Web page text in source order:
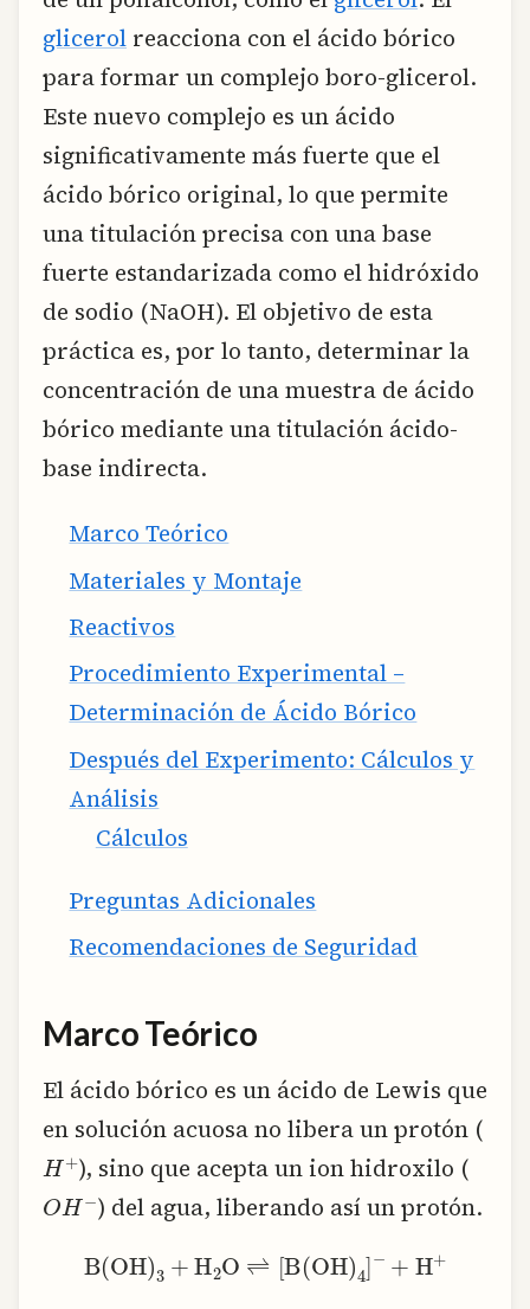
glicerol reacciona con el ácido bórico
para formar un complejo boro-glicerol.
Este nuevo complejo es un ácido
significativamente más fuerte que el
ácido bórico original, lo que permite
una titulación precisa con una base
fuerte estandarizada como el hidróxido
de sodio (NaOH). El objetivo de esta
práctica es, por lo tanto, determinar la
concentración de una muestra de ácido
bórico mediante una titulación ácido-
base indirecta.
Marco Teórico
Materiales y Montaje
Reactivos
Procedimiento Experimental –
Determinación de Ácido Bórico
Después del Experimento: Cálculos y
Análisis
Cálculos
Preguntas Adicionales
Recomendaciones de Seguridad
Marco Teórico
El ácido bórico es un ácido de Lewis que
en solución acuosa no libera un protón (
H+
), sino que acepta un ion hidroxilo (
O H−
) del agua, liberando así un protón.
text{B(OH)}_3 + text{H}_2text{O} rightleftharpoons left[text{B(OH)}_4right]^- + text{H}^+